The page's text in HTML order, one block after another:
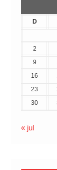
D
2
9
16
23
30
« jul